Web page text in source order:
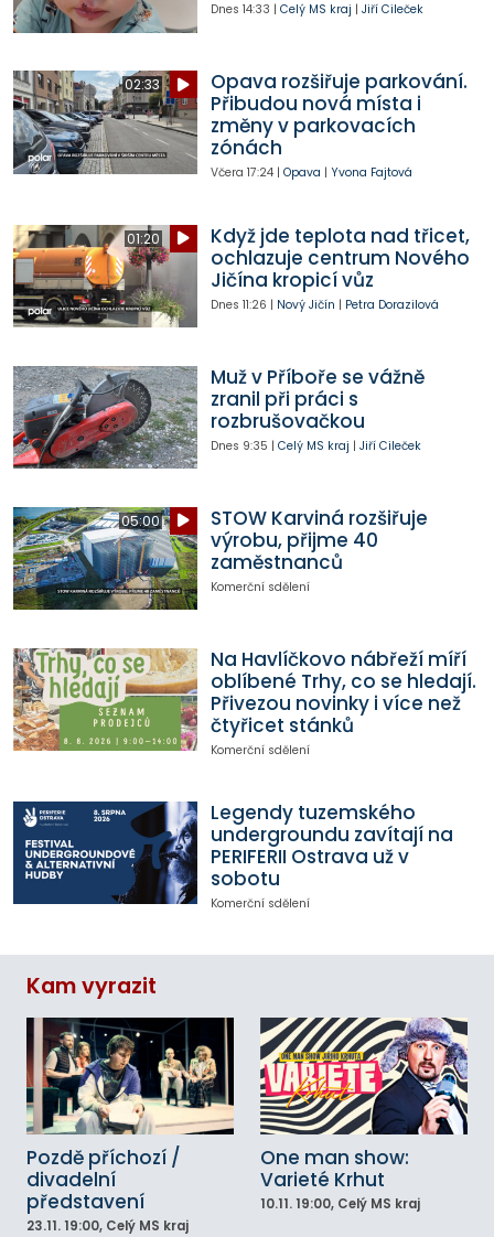
Dnes 14:33 | Celý MS kraj | Jiří Cileček
02:33
Opava rozšiřuje parkování.
Přibudou nová místa i
změny v parkovacích
zónách
Včera 17:24| Opava | Yvona Fajtová
01:20
Když jde teplota nad třicet,
ochlazuje centrum Nového
Jičína kropicí vůz
Dnes 11:26 | Nový Jičín | Petra Dorazilová
Muž v Příboře se vážně
zranil při práci s
rozbrušovačkou
Dnes 9:35 | Celý MS kraj | Jiří Cileček
05:00
STOW Karviná rozšiřuje
výrobu, přijme 40
zaměstnanců
Komerční sdělení
Na Havlíčkovo nábřeží míří
oblíbené Trhy, co se hledají.
Přivezou novinky i více než
čtyřicet stánků
Komerční sdělení
Legendy tuzemského
undergroundu zavítají na
PERIFERII Ostrava už v
sobotu
Komerční sdělení
Kam vyrazit
Pozdě příchozí /
divadelní
představení
23.11. 19:00, Celý MS kraj
One man show:
Varieté Krhut
10.11. 19:00, Celý MS kraj